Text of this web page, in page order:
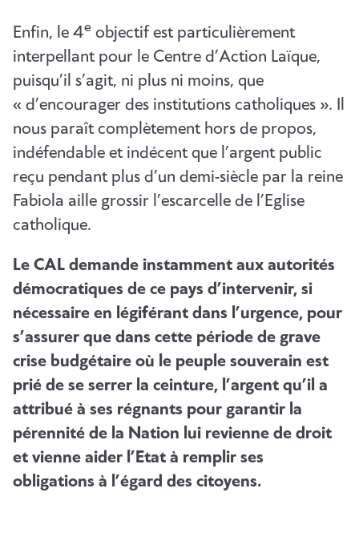
Enfin, le 4e objectif est particulièrement
interpellant pour le Centre d’Action Laïque,
puisqu’il s’agit, ni plus ni moins, que
« d’encourager des institutions catholiques ». Il
nous paraît complètement hors de propos,
indéfendable et indécent que l’argent public
reçu pendant plus d’un demi-siècle par la reine
Fabiola aille grossir l’escarcelle de l’Eglise
catholique.
Le CAL demande instamment aux autorités
démocratiques de ce pays d’intervenir, si
nécessaire en légiférant dans l’urgence, pour
s’assurer que dans cette période de grave
crise budgétaire où le peuple souverain est
prié de se serrer la ceinture, l’argent qu’il a
attribué à ses régnants pour garantir la
pérennité de la Nation lui revienne de droit
et vienne aider l’Etat à remplir ses
obligations à l’égard des citoyens.